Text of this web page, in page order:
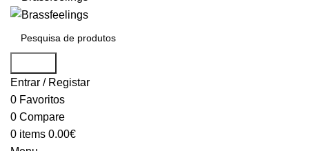
Entrar / Registar
0 Favoritos
0 Compare
0 items 0.00€